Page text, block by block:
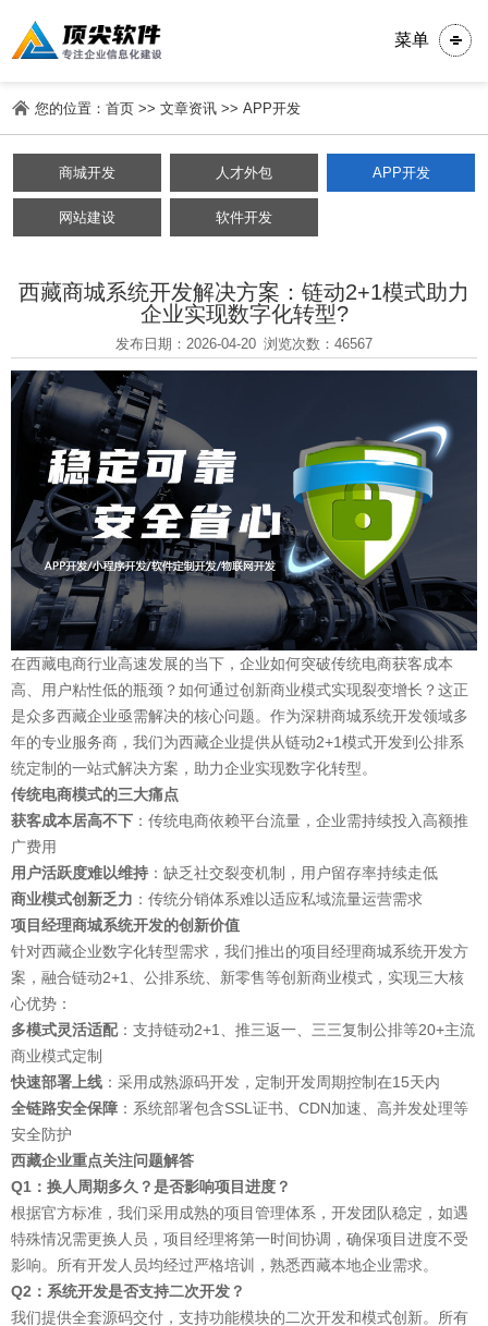
菜单
您的位置：首页 >>文章资讯 >>APP开发
商城开发 人才外包 APP开发
网站建设 软件开发
西藏商城系统开发解决方案：链动2+1模式助力
企业实现数字化转型?
发布日期：2026-04-20 浏览次数：46567
在西藏电商行业高速发展的当下，企业如何突破传统电商获客成本
高、用户粘性低的瓶颈？如何通过创新商业模式实现裂变增长？这正
是众多西藏企业亟需解决的核心问题。作为深耕商城系统开发领域多
年的专业服务商，我们为西藏企业提供从链动2+1模式开发到公排系
统定制的一站式解决方案，助力企业实现数字化转型。
传统电商模式的三大痛点
获客成本居高不下 ：传统电商依赖平台流量，企业需持续投入高额推
广费用
用户活跃度难以维持 ：缺乏社交裂变机制，用户留存率持续走低
商业模式创新乏力 ：传统分销体系难以适应私域流量运营需求
项目经理商城系统开发的创新价值
针对西藏企业数字化转型需求，我们推出的项目经理商城系统开发方
案，融合链动2+1、公排系统、新零售等创新商业模式，实现三大核
心优势：
多模式灵活适配：支持链动2+1、推三返一、三三复制公排等20+主流
商业模式定制
快速部署上线 ：采用成熟源码开发，定制开发周期控制在15天内
全链路安全保障 ：系统部署包含SSL证书、CDN加速、高并发处理等
安全防护
西藏企业重点关注问题解答
Q1：换人周期多久？是否影响项目进度？
根据官方标准，我们采用成熟的项目管理体系，开发团队稳定，如遇
特殊情况需更换人员，项目经理将第一时间协调，确保项目进度不受
影响。所有开发人员均经过严格培训，熟悉西藏本地企业需求。
Q2：系统开发是否支持二次开发？
我们提供全套源码交付，支持功能模块的二次开发和模式创新。所有